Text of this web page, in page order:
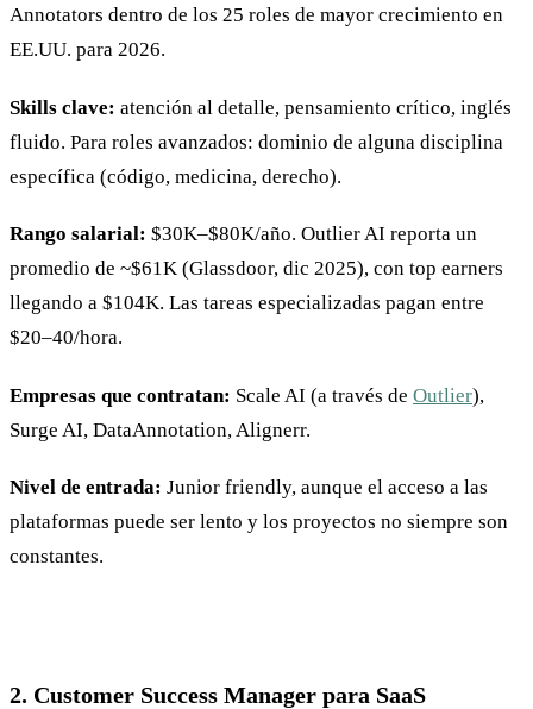
Annotators dentro de los 25 roles de mayor crecimiento en
EE.UU. para 2026.
Skills clave: atención al detalle, pensamiento crítico, inglés
fluido. Para roles avanzados: dominio de alguna disciplina
específica (código, medicina, derecho).
Rango salarial: $30K–$80K/año. Outlier AI reporta un
promedio de ~$61K (Glassdoor, dic 2025), con top earners
llegando a $104K. Las tareas especializadas pagan entre
$20–40/hora.
Empresas que contratan: Scale AI (a través de Outlier),
Surge AI, DataAnnotation, Alignerr.
Nivel de entrada: Junior friendly, aunque el acceso a las
plataformas puede ser lento y los proyectos no siempre son
constantes.
2. Customer Success Manager para SaaS